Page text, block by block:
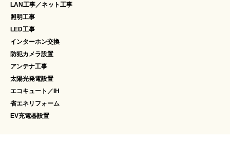
LAN工事／ネット工事
照明工事
LED工事
インターホン交換
防犯カメラ設置
アンテナ工事
太陽光発電設置
エコキュート／IH
省エネリフォーム
EV充電器設置